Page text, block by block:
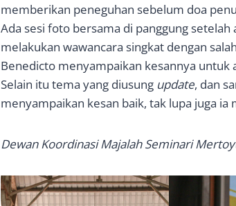
memberikan peneguhan sebelum doa
Ada sesi foto bersama di panggung
melakukan wawancara singkat dengan
Benedicto menyampaikan kesannya untuk
Selain itu tema yang diusung update, dan
menyampaikan kesan baik, tak lupa juga
Dewan Koordinasi Majalah Seminari